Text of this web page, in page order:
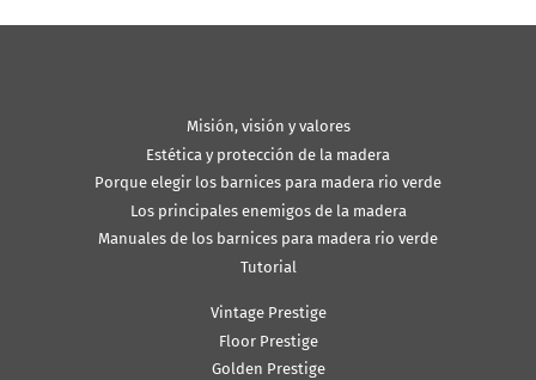
Misión, visión y valores
Estética y protección de la madera
Porque elegir los barnices para madera rio verde
Los principales enemigos de la madera
Manuales de los barnices para madera rio verde
Tutorial
Vintage Prestige
Floor Prestige
Golden Prestige